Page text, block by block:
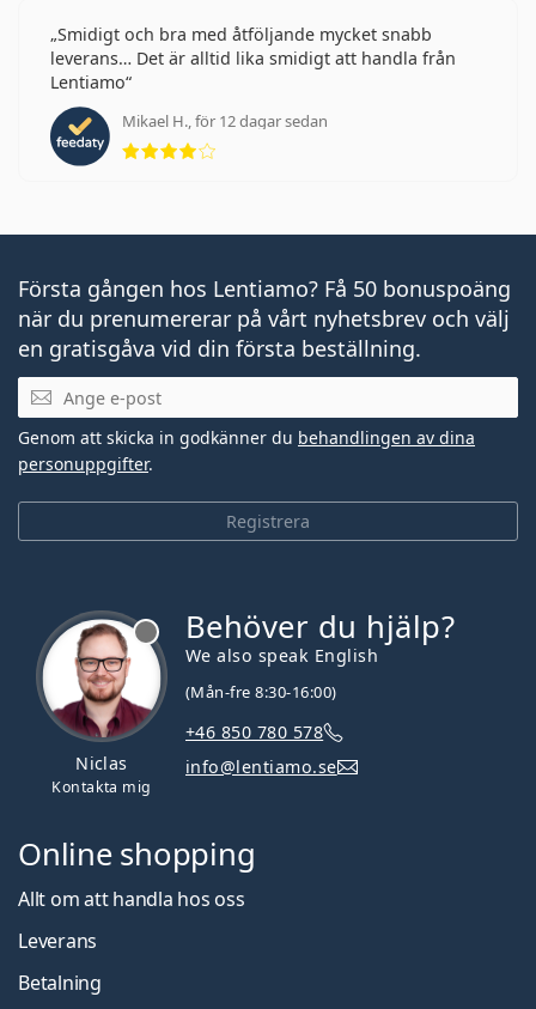
Smidigt och bra med åtföljande mycket snabb
leverans… Det är alltid lika smidigt att handla från
Lentiamo
Mikael H., för 12 dagar sedan
Betyg 4 av 5
Första gången hos Lentiamo? Få 50 bonuspoäng
när du prenumererar på vårt nyhetsbrev och välj
en gratisgåva vid din första beställning.
Mejladress
Registrera
Genom att skicka in godkänner du behandlingen av dina
personuppgifter.
Niclas
Kontakta mig
Behöver du hjälp?
We also speak English
(Mån-fre 8:30-16:00)
+46 850 780 578
info@lentiamo.se
Online shopping
Allt om att handla hos oss
Leverans
Betalning